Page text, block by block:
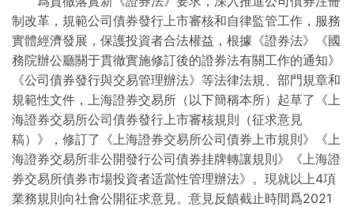
制改革，規範公司債券發行上市審核和自律監管工作，服務
實體經濟發展，保護投資者合法權益，根據《證券法》《國
務院辦公廳關于貫徹實施修訂後的證券法有關工作的通知》
《公司債券發行與交易管理辦法》等法律法規、部門規章和
規範性文件，上海證券交易所（以下簡稱本所）起草了《上
海證券交易所公司債券發行上市審核規則（征求意見
稿）》，修訂了《上海證券交易所公司債券上市規則》《上
海證券交易所非公開發行公司債券挂牌轉讓規則》《上海證
券交易所債券市場投資者适當性管理辦法》。現就以上4項
業務規則向社會公開征求意見。意見反饋截止時間爲2021